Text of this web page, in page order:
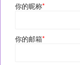
你的昵称*
你的邮箱*